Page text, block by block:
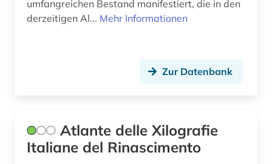
umfangreichen Bestand manifestiert, die in den
derzeitigen Al... Mehr Informationen
Zur Datenbank
Atlante delle Xilografie
Italiane del Rinascimento